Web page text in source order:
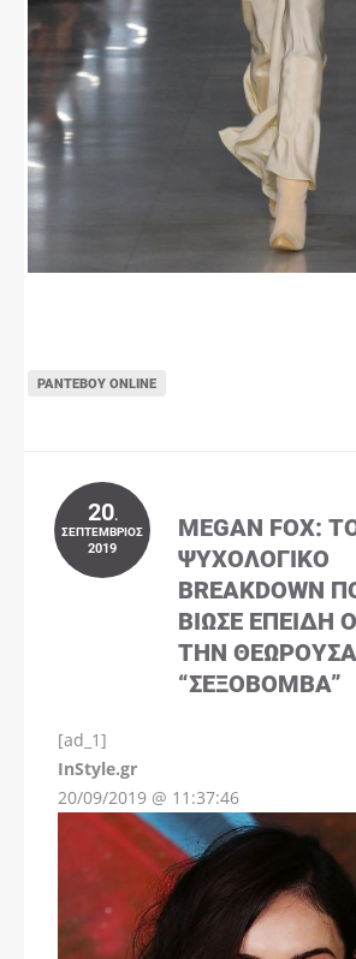
ΡΑΝΤΕΒΟΎ ONLINE
20.
ΣΕΠΤΈΜΒΡΙΟΣ
2019
MEGAN FOX:
ΨΥΧΟΛΟΓΙΚΌ
BREAKDOWN
ΒΊΩΣΕ ΕΠΕΙΔΉ
ΤΗΝ
“ΣΕΞΟΒΌΜΒΑ”
[ad_1]
InStyle.gr
20/09/2019 @ 11:37:46